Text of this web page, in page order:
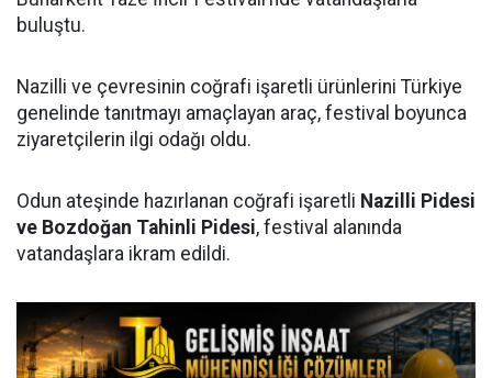
buluştu.
Nazilli ve çevresinin coğrafi işaretli ürünlerini Türkiye
genelinde tanıtmayı amaçlayan araç, festival boyunca
ziyaretçilerin ilgi odağı oldu.
Odun ateşinde hazırlanan coğrafi işaretli Nazilli Pidesi
ve Bozdoğan Tahinli Pidesi, festival alanında
vatandaşlara ikram edildi.